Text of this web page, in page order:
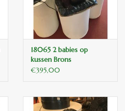
18065 2 babies op
kussen Brons
€395,00